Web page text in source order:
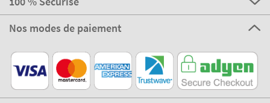
Nos modes de paiement